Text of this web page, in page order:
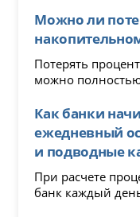
Можно ли
Потерять
можно
Как банки
ежедневный
и подводные
При расчете
банк каждый